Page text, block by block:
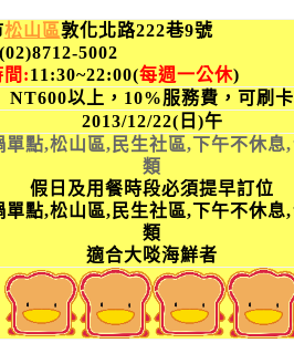
松山區敦化北路222巷9號
5002
間:11:30~22:00(每週一公休)
NT600以上， 10%服務費，可刷卡
2013/12/22(日)午
假日及用餐時段必須提早訂位
適合大啖海鮮者